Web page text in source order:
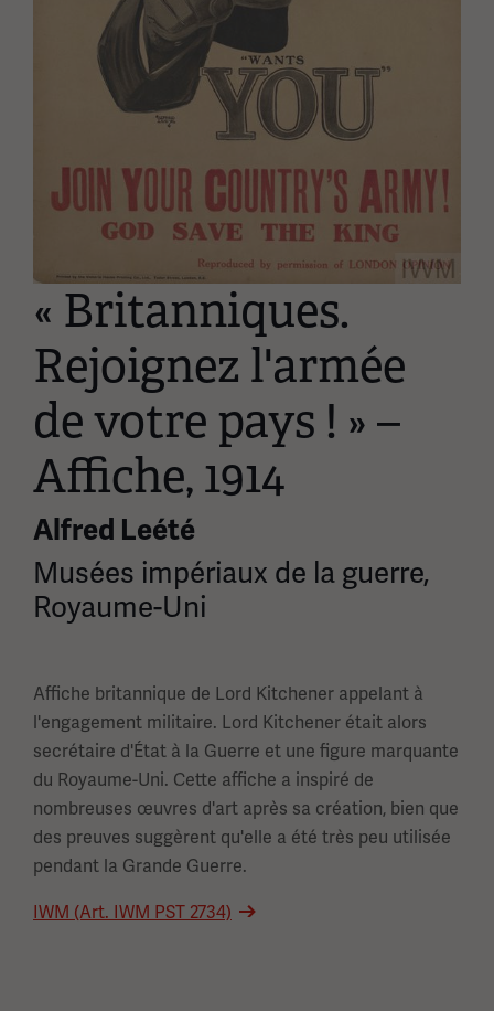
« Britanniques.
Rejoignez l'armée
de votre pays ! » –
Affiche, 1914
Alfred Leété
Musées impériaux de la guerre,
Royaume-Uni
Affiche britannique de Lord Kitchener appelant à
l'engagement militaire. Lord Kitchener était alors
secrétaire d'État à la Guerre et une figure marquante
du Royaume-Uni. Cette affiche a inspiré de
nombreuses œuvres d'art après sa création, bien que
des preuves suggèrent qu'elle a été très peu utilisée
pendant la Grande Guerre.
IWM (Art. IWM PST 2734)